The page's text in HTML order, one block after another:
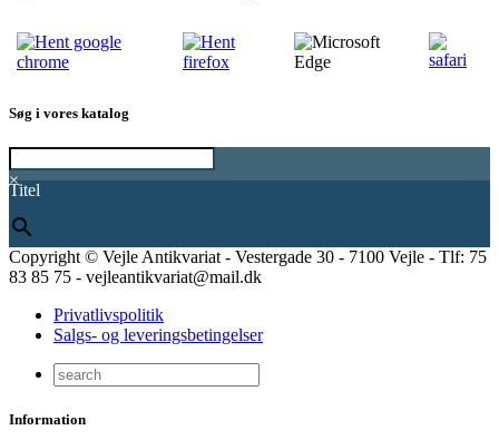
Søg i vores katalog
×
Titel
Copyright © Vejle Antikvariat - Vestergade 30 - 7100 Vejle - Tlf: 75
83 85 75 - vejleantikvariat@mail.dk
Privatlivspolitik
Salgs- og leveringsbetingelser
Information